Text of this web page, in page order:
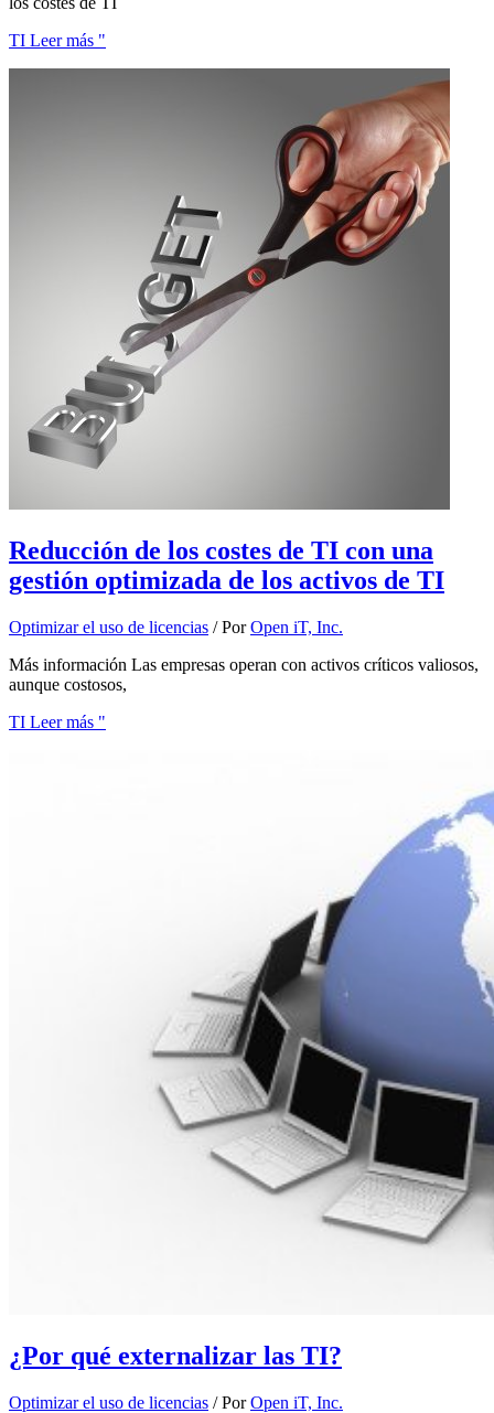
TI Leer más "
Reducción de los costes de TI con una
gestión optimizada de los activos de TI
Optimizar el uso de licencias / PorOpen iT, Inc.
Más información Las empresas operan con activos críticos valiosos,
aunque costosos,
TI Leer más "
¿Por qué externalizar las TI?
Optimizar el uso de licencias / PorOpen iT, Inc.